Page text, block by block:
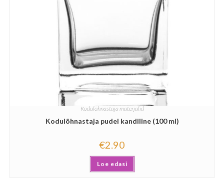
Kodulõhnastaja materjalid
Kodulõhnastaja pudel kandiline (100 ml)
€2.90
Loe edasi